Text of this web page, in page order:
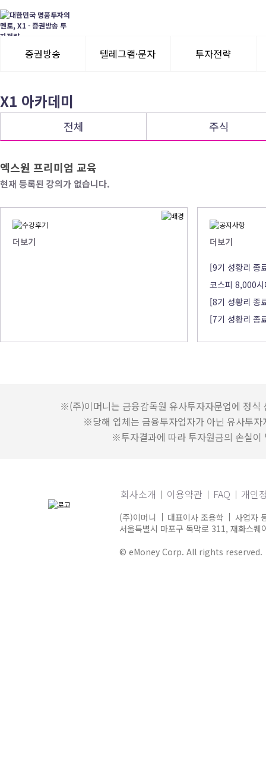
증권방송
수익률뽐내기
텔레그램·문자 투자전략
X1 아카데미
전체 주식
엑스원 프리미엄 교육
현재 등록된 강의가 없습니다.
더보기 더보기
[9기 성황리 종
코스피 8,000
[8기 성황리 종
[7기 성황리 종
※(주)이머니는 금융감독원 유사투자자문업에 정식
※당해 업체는 금융투자업자가 아닌 유사투
※투자결과에 따라 투자원금의 손실이
회사소개 이용약관 FAQ 개인
(주)이머니 대표이사 조용학
사업자
서울특별시 마포구 독막로 311, 재화스
© eMoney Corp. All rights reserved.